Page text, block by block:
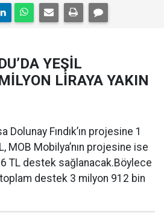
YEŞİL
LİRAYA YAKIN
Dolunay Fındık’ın projesine 1
MOB Mobilya’nın projesine ise
TL destek sağlanacak.Böylece
destek 3 milyon 912 bin